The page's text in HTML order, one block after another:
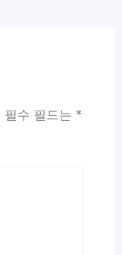
필수 필드는 *